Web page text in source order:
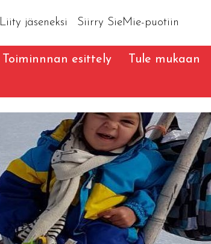
Liity jäseneksi Siirry SieMie-puotiin
Toiminnnan esittely Tule mukaan